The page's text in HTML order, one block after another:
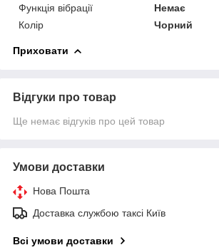
Функція вібрації
Немає
Колір
Чорний
Приховати
Відгуки про товар
Ще немає відгуків про цей товар
Умови доставки
Нова Пошта
Доставка службою таксі Київ
Всі умови доставки